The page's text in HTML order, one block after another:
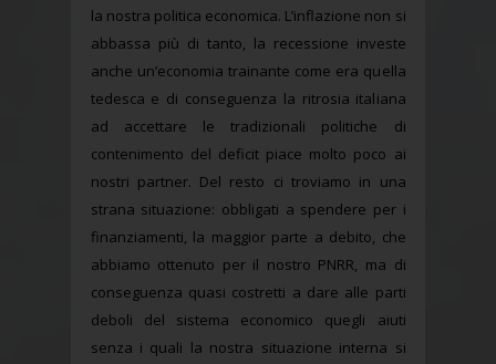
la nostra politica economica. L’inflazione non si
abbassa più di tanto, la recessione investe
anche un’economia trainante come era quella
tedesca e di conseguenza la ritrosia italiana
ad accettare le tradizionali politiche di
contenimento del deficit piace molto poco ai
nostri partner. Del resto ci troviamo in una
strana situazione: obbligati a spendere per i
finanziamenti, la maggior parte a debito, che
abbiamo ottenuto per il nostro PNRR, ma di
conseguenza quasi costretti a dare alle parti
deboli del sistema economico quegli aiuti
senza i quali la nostra situazione interna si